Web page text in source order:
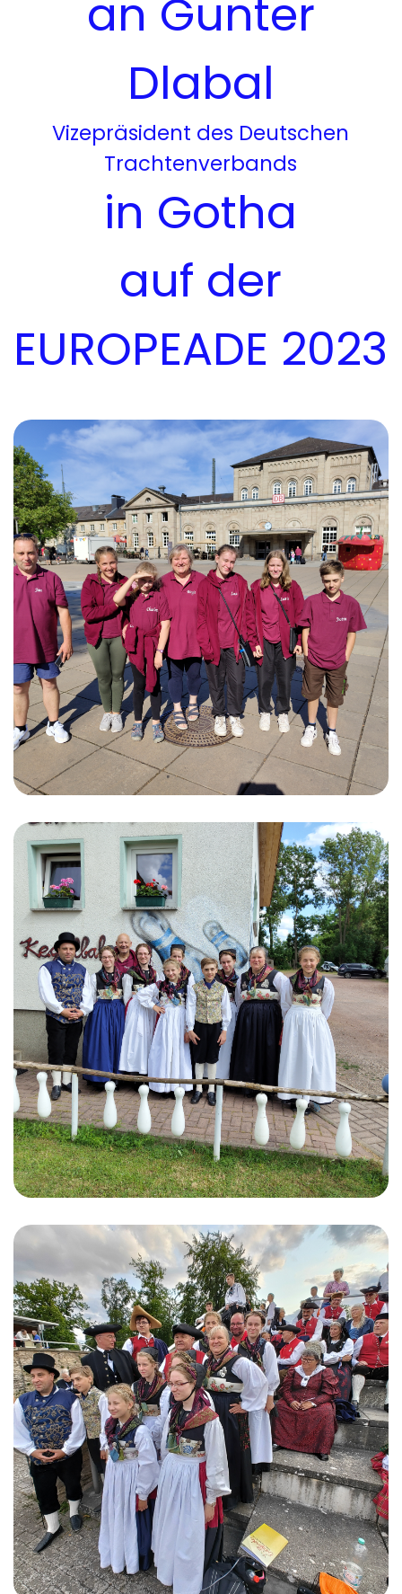
an Gunter
Dlabal
Vizepräsident des Deutschen
Trachtenverbands
in Gotha
auf der
EUROPEADE 2023